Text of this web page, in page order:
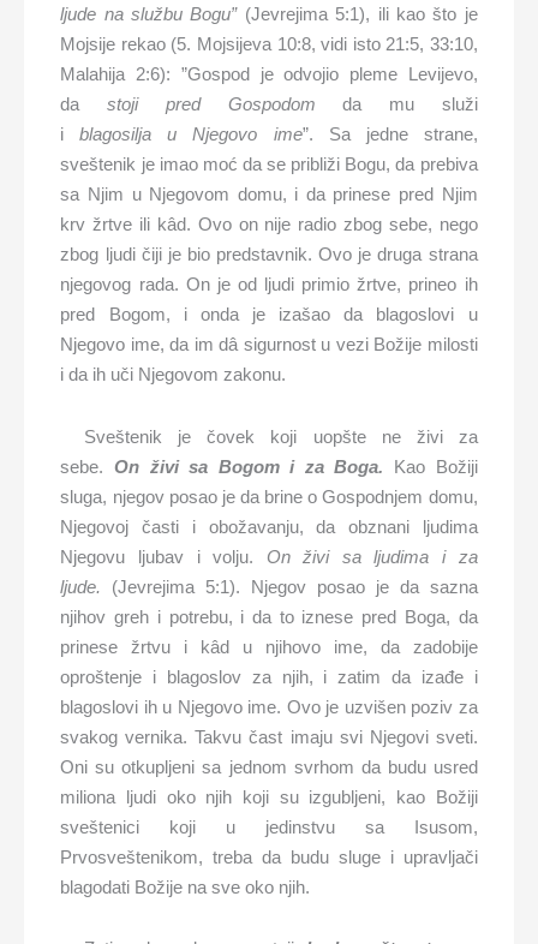
ljude na službu Bogu” (Jevrejima 5:1), ili kao što je
Mojsije rekao (5. Mojsijeva 10:8, vidi isto 21:5, 33:10,
Malahija 2:6): ”Gospod je odvojio pleme Levijevo,
dastoji pred Gospodom da mu služi
iblagosiljau Njegovo ime”. Sa jedne strane,
sveštenik je imao moć da se približi Bogu, da prebiva
sa Njim u Njegovom domu, i da prinese pred Njim
krv žrtve ili kâd. Ovo on nije radio zbog sebe, nego
zbog ljudi čiji je bio predstavnik. Ovo je druga strana
njegovog rada. On je od ljudi primio žrtve, prineo ih
pred Bogom, i onda je izašao da blagoslovi u
Njegovo ime, da im dâ sigurnost u vezi Božije milosti
i da ih uči Njegovom zakonu.
Sveštenik je čovek koji uopšte ne živi za
sebe. On živi sa Bogom i za Boga.
Kao Božiji
sluga, njegov posao je da brine o Gospodnjem domu,
Njegovoj časti i obožavanju, da obznani ljudima
Njegovu ljubav i volju. On živi sa ljudima i za
ljude. (Jevrejima 5:1). Njegov posao je da sazna
njihov greh i potrebu, i da to iznese pred Boga, da
prinese žrtvu i kâd u njihovo ime, da zadobije
oproštenje i blagoslov za njih, i zatim da izađe i
blagoslovi ih u Njegovo ime. Ovo je uzvišen poziv za
svakog vernika. Takvu čast imaju svi Njegovi sveti.
Oni su otkupljeni sa jednom svrhom da budu usred
miliona ljudi oko njih koji su izgubljeni, kao Božiji
sveštenici koji u jedinstvu sa Isusom,
Prvosveštenikom, treba da budu sluge i upravljači
blagodati Božije na sve oko njih.